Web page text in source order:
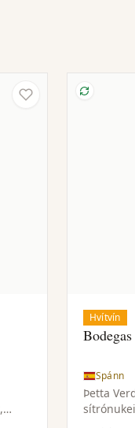
Hvítvín
Spánn
Þetta
löngu